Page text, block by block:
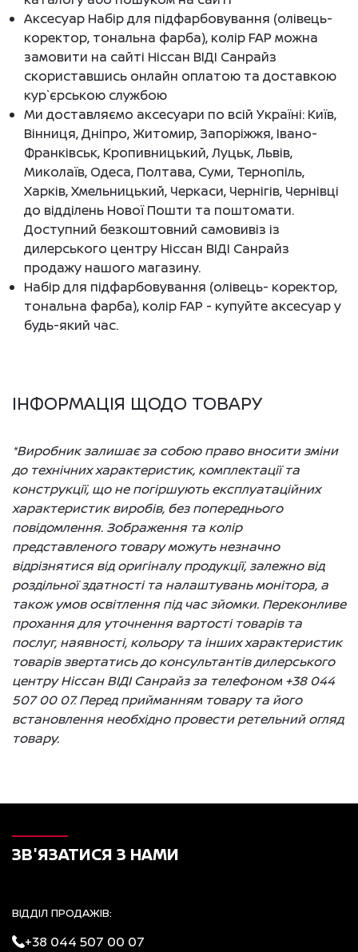
Аксесуар Набір для підфарбовування (олівець-
коректор, тональна фарба), колір FAP можна
замовити на сайті Ніссан ВІДІ Санрайз
скориставшись онлайн оплатою та доставкою
кур`єрською службою
Ми доставляємо аксесуари по всій Україні: Київ,
Вінниця, Дніпро, Житомир, Запоріжжя, Івано-
Франківськ, Кропивницький, Луцьк, Львів,
Миколаїв, Одеса, Полтава, Суми, Тернопіль,
Харків, Хмельницький, Черкаси, Чернігів, Чернівці
до відділень Нової Пошти та поштомати.
Доступний безкоштовний самовивіз із
дилерського центру Ніссан ВІДІ Санрайз
продажу нашого магазину.
Набір для підфарбовування (олівець- коректор,
тональна фарба), колір FAP - купуйте аксесуар у
будь-який час.
ІНФОРМАЦІЯ ЩОДО ТОВАРУ
*Виробник залишає за собою право вносити зміни
до технічних характеристик, комплектації та
конструкції, що не погіршують експлуатаційних
характеристик виробів, без попереднього
повідомлення. Зображення та колір
представленого товару можуть незначно
відрізнятися від оригіналу продукції, залежно від
роздільної здатності та налаштувань монітора, а
також умов освітлення під час зйомки. Переконливе
прохання для уточнення вартості товарів та
послуг, наявності, кольору та інших характеристик
товарів звертатись до консультантів дилерського
центру Ніссан ВІДІ Санрайз за телефоном +38 044
507 00 07. Перед прийманням товару та його
встановлення необхідно провести ретельний огляд
товару.
ЗВ'ЯЗАТИСЯ З НАМИ
ВІДДІЛ ПРОДАЖІВ:
+38 044 507 00 07